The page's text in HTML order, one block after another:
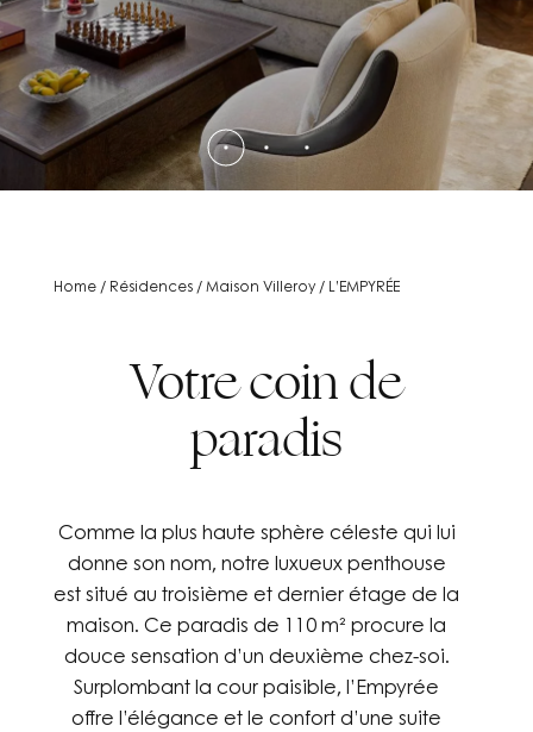
Home / Résidences /Maison Villeroy / L’EMPYRÉE
Votre coin de
paradis
Comme la plus haute sphère céleste qui lui
donne son nom, notre luxueux penthouse
est situé au troisième et dernier étage de la
maison. Ce paradis de 110 m² procure la
douce sensation d’un deuxième chez-soi.
Surplombant la cour paisible, l’Empyrée
offre l’élégance et le confort d’une suite